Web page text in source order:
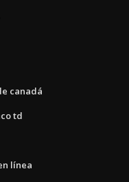
canadá
td
línea